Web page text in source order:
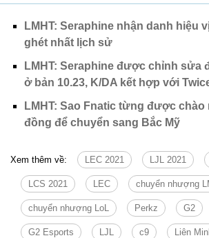
LMHT: Seraphine nhận danh hiệu
ghét nhất lịch sử
LMHT: Seraphine được chỉnh sửa
ở bản 10.23, K/DA kết hợp với
LMHT: Sao Fnatic từng được chào
đồng để chuyển sang Bắc Mỹ
Xem thêm về: LEC 2021 LJL 2021
LCS 2021 LEC chuyển nhượng
chuyển nhượng LoL Perkz G2
G2 Esports LJL c9 Liên